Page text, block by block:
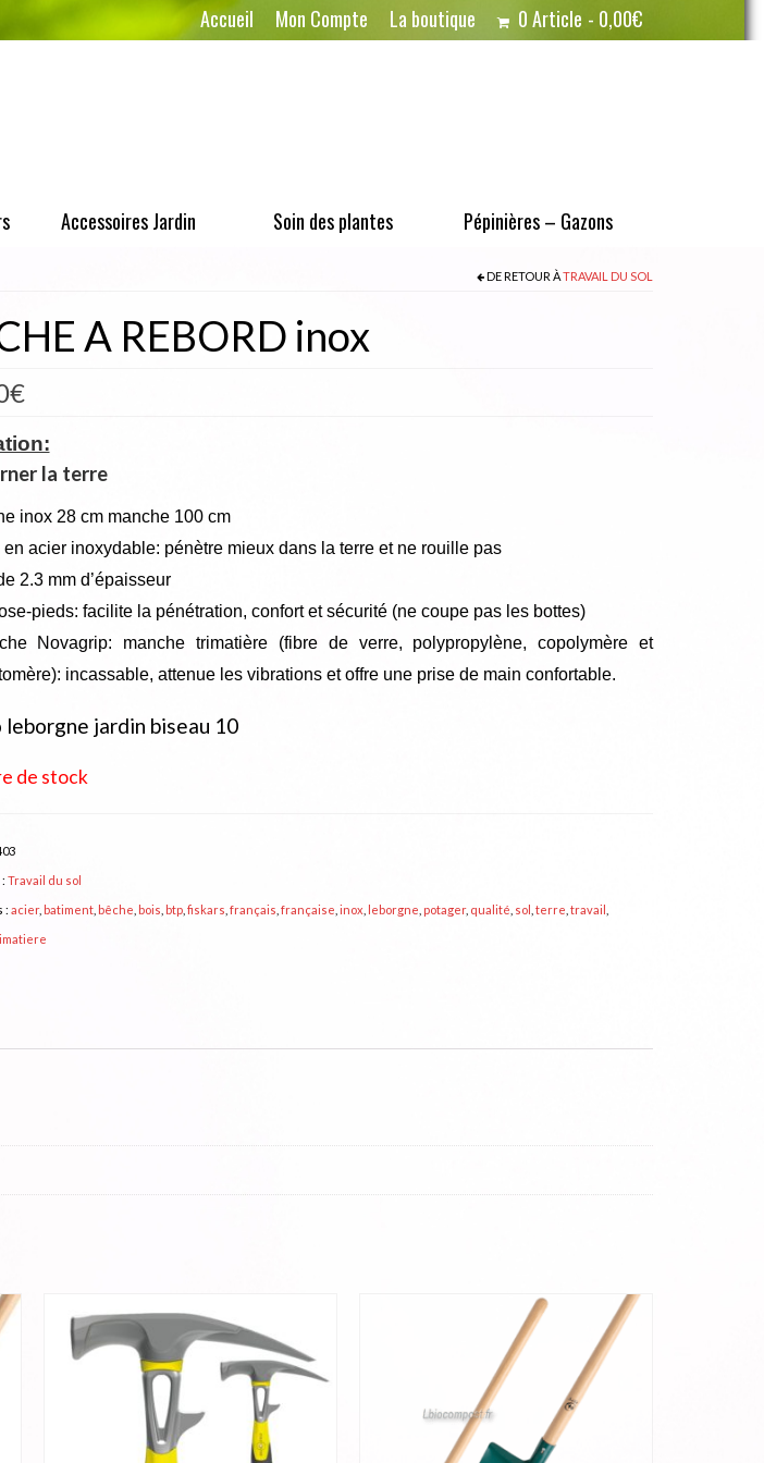
Accueil Mon Compte La boutique 0 Article 0,00€
Accessoires Jardin Soin des plantes Pépinières – Gazons
DE RETOUR ÀTRAVAIL DU SOL
A REBORD inox
€
la terre
inox 28 cm manche 100 cm
en acier inoxydable: pénètre mieux dans la terre et ne rouille pas
2.3 mm d’épaisseur
pieds: facilite la pénétration, confort et sécurité (ne coupe pas les bottes)
Novagrip: manche trimatière (fibre de verre, polypropylène, copolymère et
incassable, attenue les vibrations et offre une prise de main confortable.
de stock
Travail du sol
: acier, batiment, bêche bois btp, fiskars français française inox leborgne potager, qualité sol terre travail